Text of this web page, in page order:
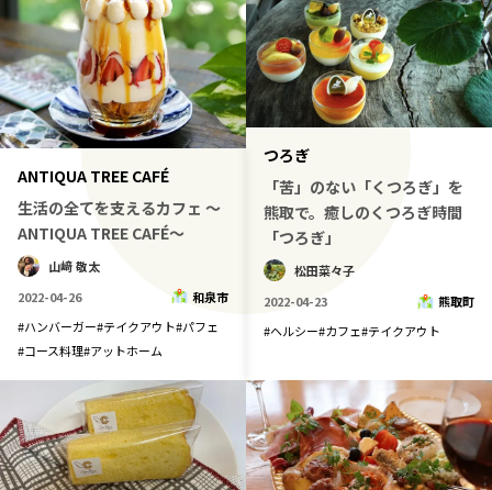
ANTIQUA TREE CAFÉ
生活の全てを支えるカフェ ～
ANTIQUA TREE CAFÉ～
山﨑 敬太
2022-04-26
和泉市
#ハンバーガー#テイクアウト#パフェ
#コース料理#アットホーム
つろぎ
「苦」のない「くつろぎ」を
熊取で。癒しのくつろぎ時間
「つろぎ」
松田菜々子
2022-04-23
熊取町
#ヘルシー#カフェ#テイクアウト